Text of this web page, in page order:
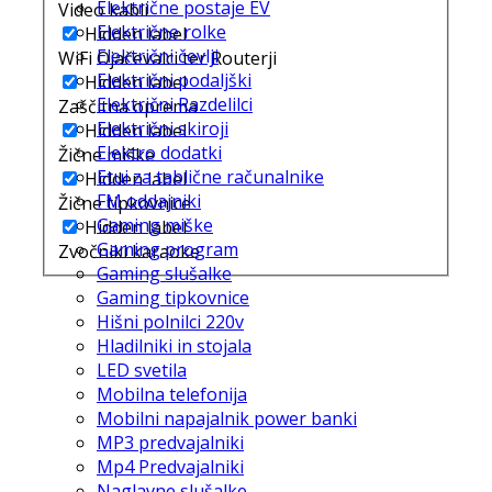
Video kabli
Hidden label
WiFi Ojačevalci ter Routerji
Hidden label
Zaščitna oprema
Hidden label
Žične miške
Hidden label
Žične tipkovnice
Hidden label
Zvočniki karaoke
Električne postaje EV
Električne rolke
Električni čevlji
Električni podaljški
Električni Razdelilci
Električni skiroji
Elektro dodatki
Etui za tablične računalnike
FM oddajniki
Gaming miške
Gaming program
Gaming slušalke
Gaming tipkovnice
Hišni polnilci 220v
Hladilniki in stojala
LED svetila
Mobilna telefonija
Mobilni napajalnik power banki
MP3 predvajalniki
Mp4 Predvajalniki